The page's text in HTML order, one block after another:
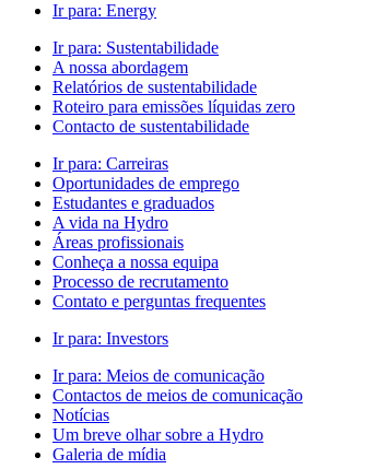
Ir para: Energy
Ir para: Sustentabilidade
A nossa abordagem
Relatórios de sustentabilidade
Roteiro para emissões líquidas zero
Contacto de sustentabilidade
Ir para: Carreiras
Oportunidades de emprego
Estudantes e graduados
A vida na Hydro
Áreas profissionais
Conheça a nossa equipa
Processo de recrutamento
Contato e perguntas frequentes
Ir para: Investors
Ir para: Meios de comunicação
Contactos de meios de comunicação
Notícias
Um breve olhar sobre a Hydro
Galeria de mídia